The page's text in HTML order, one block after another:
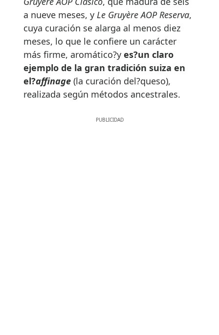
a nueve meses, y Le Gruyère AOP Reserva,
cuya curación se alarga al menos diez
meses, lo que le confiere un carácter
más firme, aromático?y es?un claro
ejemplo de la gran tradición suiza en
el?affinage (la curación del?queso),
realizada según métodos ancestrales.